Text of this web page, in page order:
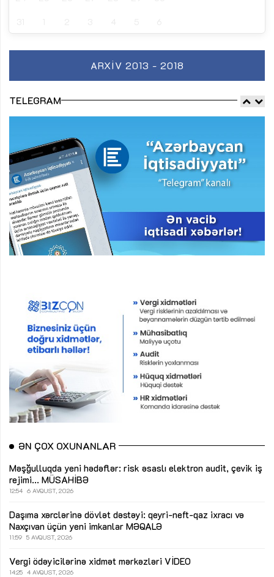
ARXIV 2013 - 2018
TELEGRAM
ƏN ÇOX OXUNANLAR
Məşğulluqda yeni hədəflər: risk əsaslı elektron audit, çevik iş
rejimi... MÜSAHİBƏ
12:54 6 AVQUST, 2026
Daşıma xərclərinə dövlət dəstəyi: qeyri-neft-qaz ixracı və
Naxçıvan üçün yeni imkanlar MƏQALƏ
11:59 5 AVQUST, 2026
Vergi ödəyicilərinə xidmət mərkəzləri VİDEO
14:25 4 AVQUST, 2026